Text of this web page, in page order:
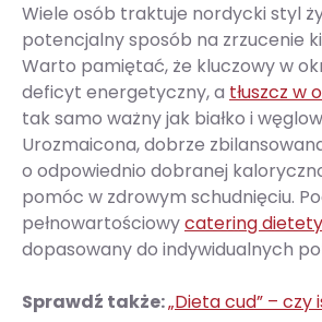
Wiele osób traktuje nordycki styl
potencjalny sposób na zrzucenie
Warto pamiętać, że kluczowy w
deficyt energetyczny, a tłuszcz w
tak samo ważny jak białko i
Urozmaicona, dobrze
o odpowiednio dobranej
pomóc w zdrowym schudnięciu.
pełnowartościowycatering
dopasowany do indywidualnych
Sprawdź także:„Dieta cud” – czy